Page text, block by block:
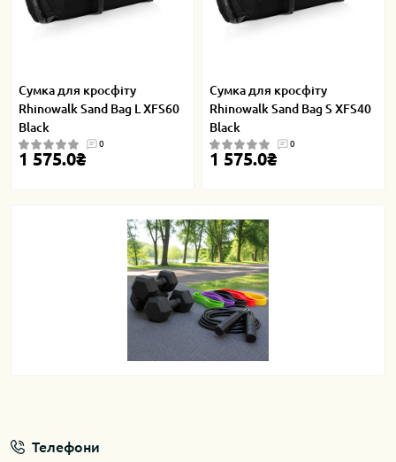
Сумка для кросфіту
Rhinowalk Sand Bag L XFS60
Black
0
1 575.0₴
Сумка для кросфіту
Rhinowalk Sand Bag S XFS40
Black
0
1 575.0₴
Телефони